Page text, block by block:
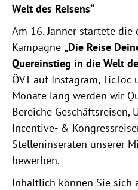
Welt des Reisens“
Am 16. Jänner startete
Kampagne „Die Reise
Quereinstieg in die Welt
ÖVT auf Instagram, TicToc
Monate lang werden wir
Bereiche Geschäftsreisen,
Incentive- &
Stelleninseraten unserer
bewerben.
Inhaltlich können Sie sich